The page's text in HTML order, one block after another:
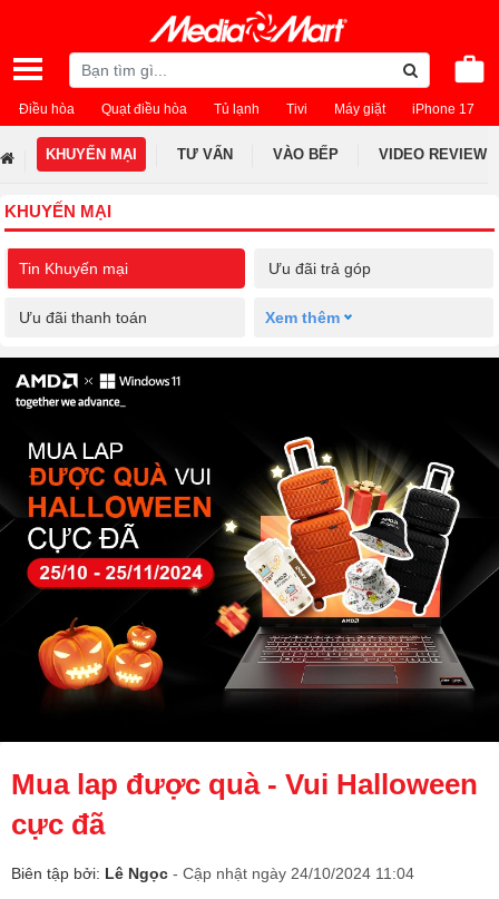
Điều hòa Quạt điều hòa Tủ lạnh Tivi Máy giặt iPhone 17
KHUYẾN MẠI TƯ VẤN VÀO BẾP VIDEO REVIEW
KHUYẾN MẠI
Tin Khuyến mại Ưu đãi trả góp
Ưu đãi thanh toán Xem thêm
Mua lap được quà - Vui Halloween
cực đã
Biên tập bởi: Lê Ngọc - Cập nhật ngày 24/10/2024 11:04